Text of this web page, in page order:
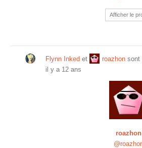
Afficher le
Flynn Inked et roazhon sont
il y a 12 ans
roazhon